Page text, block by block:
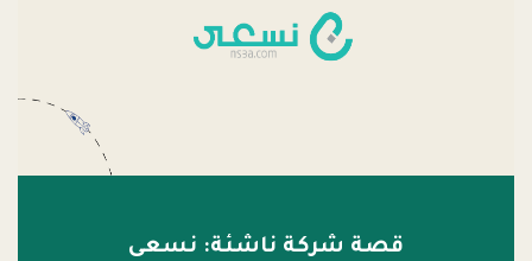
قصة شركة ناشئة: نسعى